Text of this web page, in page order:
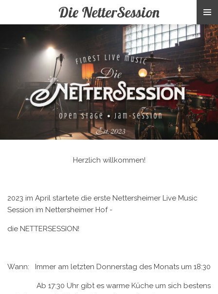
Die NetterSession
Herzlich willkommen!
2023 im April startete die erste Nettersheimer Live Music
Session im Nettersheimer Hof -
die NETTERSESSION!
Wann: Immer am letzten Donnerstag des Monats um 18:30
Ab 17:30 Uhr gibt es warme Küche um sich bestens